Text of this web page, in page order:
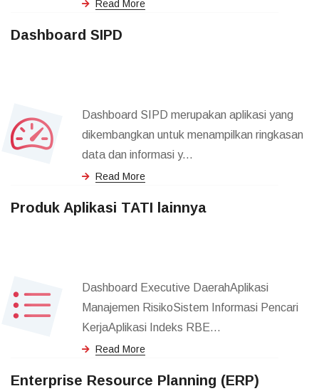
Read More
Dashboard SIPD
Dashboard SIPD merupakan aplikasi yang
dikembangkan untuk menampilkan ringkasan
data dan informasi y...
Read More
Produk Aplikasi TATI lainnya
Dashboard Executive DaerahAplikasi
Manajemen RisikoSistem Informasi Pencari
KerjaAplikasi Indeks RBE...
Read More
Enterprise Resource Planning (ERP)